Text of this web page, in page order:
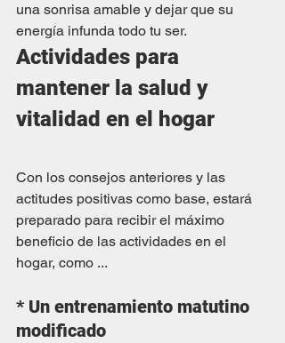
una sonrisa amable y dejar que su
energía infunda todo tu ser.
Actividades para
mantener la salud y
vitalidad en el hogar
Con los consejos anteriores y las
actitudes positivas como base, estará
preparado para recibir el máximo
beneficio de las actividades en el
hogar, como ...
* Un entrenamiento matutino
modificado